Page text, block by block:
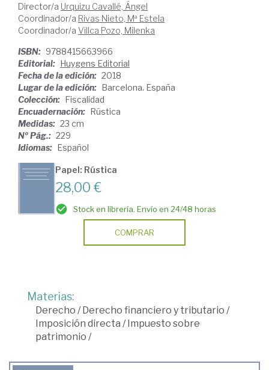
Director/a Urquizu Cavallé, Ángel
Coordinador/a Rivas Nieto, Mª Estela
Coordinador/a Villca Pozo, Milenka
ISBN: 9788415663966
Editorial: Huygens Editorial
Fecha de la edición: 2018
Lugar de la edición: Barcelona. España
Colección: Fiscalidad
Encuadernación: Rústica
Medidas: 23 cm
Nº Pág.: 229
Idiomas: Español
Papel: Rústica
28,00 €
Stock en librería. Envío en 24/48 horas
COMPRAR
Materias:
Derecho /Derecho financiero y tributario /
Imposición directa /Impuesto sobre
patrimonio /